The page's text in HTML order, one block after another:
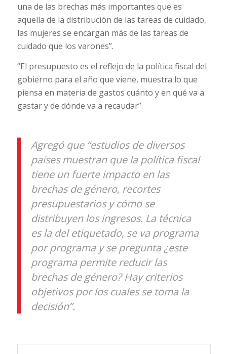
una de las brechas más importantes que es
aquella de la distribución de las tareas de cuidado,
las mujeres se encargan más de las tareas de
cuidado que los varones”.
“El presupuesto es el reflejo de la política fiscal del
gobierno para el año que viene, muestra lo que
piensa en materia de gastos cuánto y en qué va a
gastar y de dónde va a recaudar”.
Agregó que “estudios de diversos
países muestran que la política fiscal
tiene un fuerte impacto en las
brechas de género, recortes
presupuestarios y cómo se
distribuyen los ingresos. La técnica
es la del etiquetado, se va programa
por programa y se pregunta ¿este
programa permite reducir las
brechas de género? Hay criterios
objetivos por los cuales se toma la
decisión”.